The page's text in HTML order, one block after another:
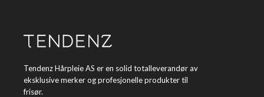
Tendenz Hårpleie AS er en solid totalleverandør av
eksklusive merker og profesjonelle produkter til
frisør.